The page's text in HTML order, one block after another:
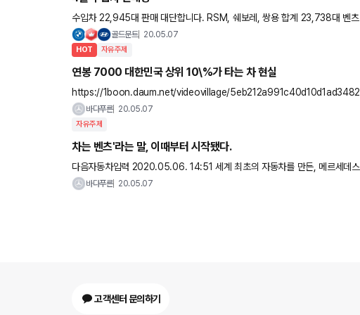
수입차 22,945대 판매 대단합니다. RSM, 쉐보레, 쌍용 합계 23,738대 벤츠 1등 6745대 BMW 5123대, 포르쉐
골드문트 20.05.07
HOT 자유주제
연봉 7000 대한민국 상위 10\%가 타는 차 현실
https://1boon.daum.net/videovillage/5eb212a991c40d10d1ad3482 캡쳐는 어렵군요 이 내용은 ㅋ 씨클 이상 타시는분들 부
러워요 ㅜ ㅜ
바다푸른 20.05.07
자유주제
차는 벤츠'라는 말, 이때부터 시작됐다.
다음자동차입력 2020.05.06. 14:51 세계 최초의 자동차를 만든, 메르세데스-벤츠 브랜드 히스토리(2) 메르세데스-벤츠, 이름에 숨
은 비밀 1926년, 칼 벤츠의 ‘벤츠 앤 시에
바다푸른 20.05.07
고객센터 문의하기